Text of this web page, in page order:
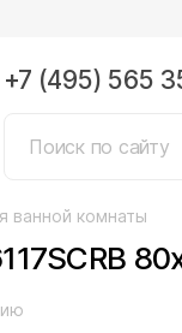
+7 (495) 565
ванной комнаты